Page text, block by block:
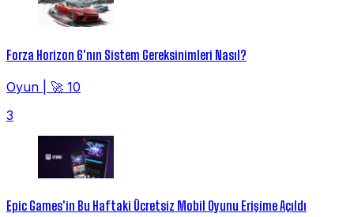
Forza Horizon 6'nın Sistem Gereksinimleri Nasıl?
Oyun
🚀 10
3
Epic Games'in Bu Haftaki Ücretsiz Mobil Oyunu Erişime Açıldı